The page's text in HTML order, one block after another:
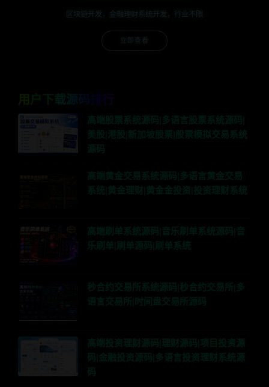
区块链开发，金融理财系统开发，行业不限
立即查看
用户下载源码排行
高端股票系统源码|多语言股票系统源码|
美股|港股|新加坡股票|股票模拟交易系统
源码
高端黄金交易系统源码|多语言黄金交易
系统|黄金理财|黄金金投资|投资理财系统
高端刷单系统源码|音乐刷单系统源码|音
乐刷单|刷单源码|刷单系统
秒合约交易所系统源码|秒合约交易所|多
语言交易所|时间盘交易所源码
高端投资理财源码|理财源码|项目投资源
码|金融投资源码|多语言投资理财系统源
码